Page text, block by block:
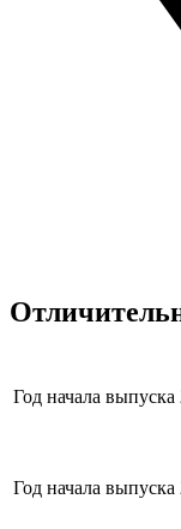
Год начала выпуска
Год начала выпуска